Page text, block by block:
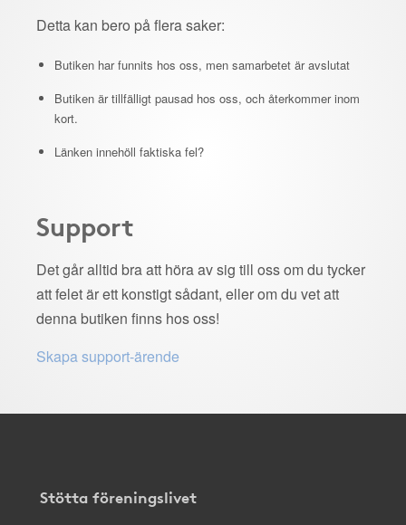
Detta kan bero på flera saker:
Butiken har funnits hos oss, men samarbetet är avslutat
Butiken är tillfälligt pausad hos oss, och återkommer inom
kort.
Länken innehöll faktiska fel?
Support
Det går alltid bra att höra av sig till oss om du tycker
att felet är ett konstigt sådant, eller om du vet att
denna butiken finns hos oss!
Skapa support-ärende
Stötta föreningslivet